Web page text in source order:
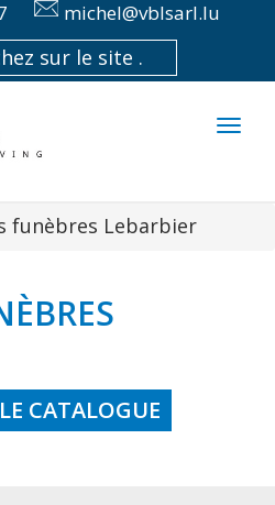
michel@vblsarl.lu
funèbres Lebarbier
CATALOGUE